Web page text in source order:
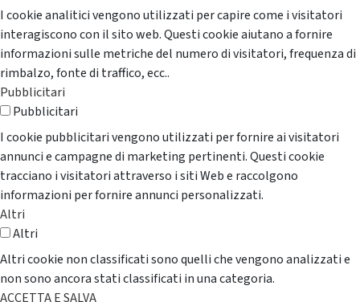
I cookie analitici vengono utilizzati per capire come i visitatori
interagiscono con il sito web. Questi cookie aiutano a fornire
informazioni sulle metriche del numero di visitatori, frequenza di
rimbalzo, fonte di traffico, ecc..
Pubblicitari
Pubblicitari
I cookie pubblicitari vengono utilizzati per fornire ai visitatori
annunci e campagne di marketing pertinenti. Questi cookie
tracciano i visitatori attraverso i siti Web e raccolgono
informazioni per fornire annunci personalizzati.
Altri
Altri
Altri cookie non classificati sono quelli che vengono analizzati e
non sono ancora stati classificati in una categoria.
ACCETTA E SALVA